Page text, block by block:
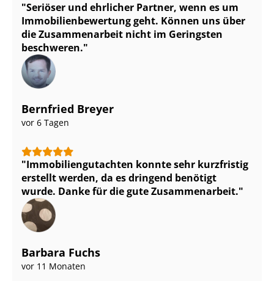
Seriöser und ehrlicher Partner, wenn es um
Im­mo­bi­li­en­be­wer­tung geht. Können uns über
die Zusammenarbeit nicht im Geringsten
beschweren.
Bernfried Breyer
vor 6 Tagen
Im­mo­bi­li­en­gut­ach­ten konnte sehr kurzfristig
erstellt werden, da es dringend benötigt
wurde. Danke für die gute Zusammenarbeit.
Barbara Fuchs
vor 11 Monaten